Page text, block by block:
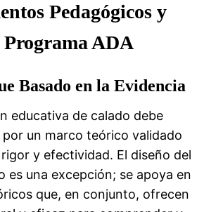
Pedagógicos y
Programa ADA
Basado en la Evidencia
educativa de calado debe
un marco teórico validado
y efectividad. El diseño del
es una excepción; se apoya en
que, en conjunto, ofrecen